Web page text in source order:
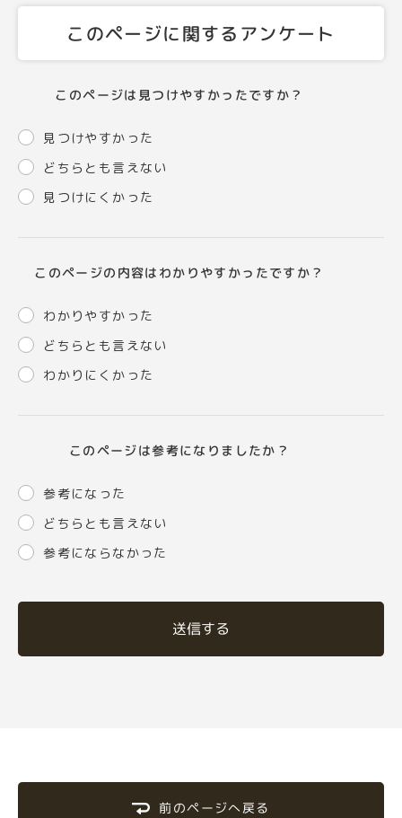
このページに関するアンケート
このページは見つけやすかったですか？
見つけやすかった
どちらとも言えない
見つけにくかった
このページの内容はわかりやすかったですか？
わかりやすかった
どちらとも言えない
わかりにくかった
このページは参考になりましたか？
参考になった
どちらとも言えない
参考にならなかった
送信する
前のページへ戻る